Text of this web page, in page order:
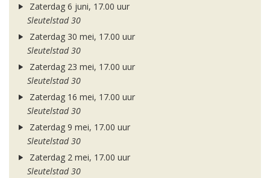
Zaterdag 6 juni, 17.00 uur
Sleutelstad 30
Zaterdag 30 mei, 17.00 uur
Sleutelstad 30
Zaterdag 23 mei, 17.00 uur
Sleutelstad 30
Zaterdag 16 mei, 17.00 uur
Sleutelstad 30
Zaterdag 9 mei, 17.00 uur
Sleutelstad 30
Zaterdag 2 mei, 17.00 uur
Sleutelstad 30